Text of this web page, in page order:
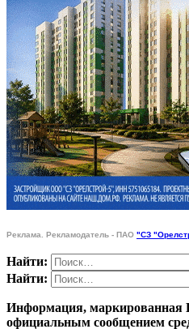
Реклама. Рекламодатель - ПАО "СЗ
Найти:
Найти:
Информация, маркированная
официальным сообщением